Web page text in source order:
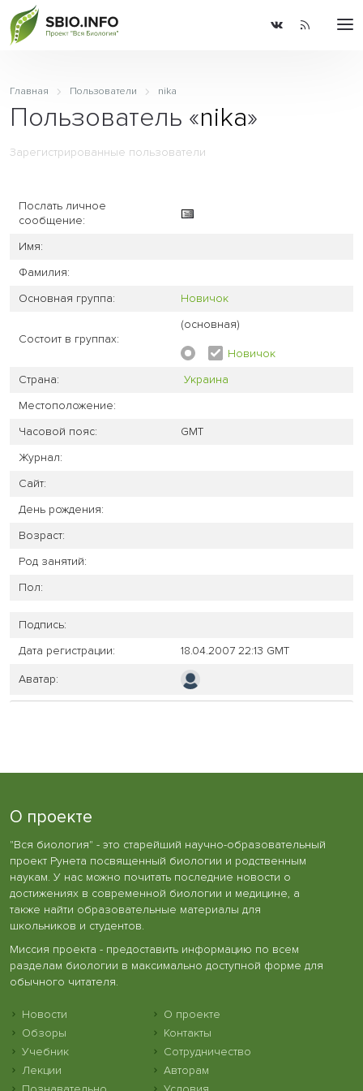
Главная Пользователи nika
Пользователь «nika»
Зарегистрированные пользователи
Послать личное
сообщение:
Имя:
Фамилия:
Основная группа:
Новичок
Состоит в группах:
(основная)
Новичок
Страна:
Украина
Местоположение:
Часовой пояс:
GMT
Журнал:
Сайт:
День рождения:
Возраст:
Род занятий:
Пол:
Подпись:
Дата регистрации:
18.04.2007 22:13 GMT
Аватар:
О проекте
"Вся биология" - это старейший научно-образовательный
проект Рунета посвященный биологии и родственным
наукам. У нас можно почитать последние новости о
достижениях в современной биологии и медицине, а
также найти образовательные материалы для
школьников и студентов.
Миссия проекта - предоставить информацию по всем
разделам биологии в максимально доступной форме для
обычного читателя.
Новости
Обзоры
Учебник
Лекции
О проекте
Контакты
Сотрудничество
Авторам